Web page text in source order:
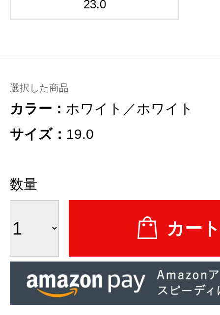
23.0
選択した商品
カラー： ホワイト／ホワイト
サイズ： 19.0
数量